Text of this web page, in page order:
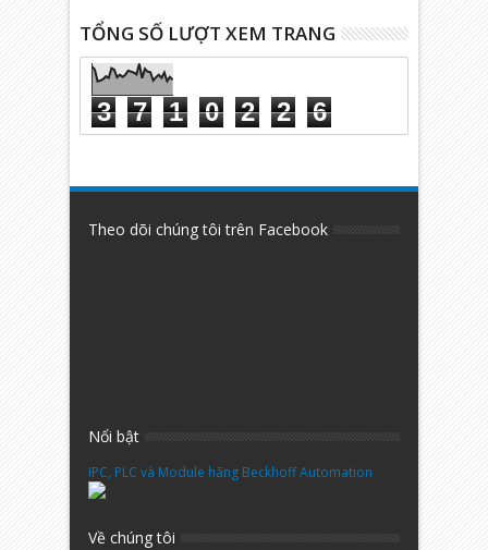
TỔNG SỐ LƯỢT XEM TRANG
3 7 1 0 2 2 6
Theo dõi chúng tôi trên Facebook
Nổi bật
IPC, PLC và Module hãng Beckhoff Automation
Về chúng tôi